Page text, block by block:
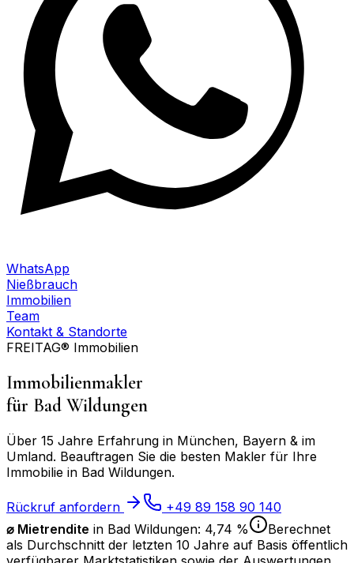
WhatsApp
Nießbrauch
Immobilien
Team
Kontakt & Standorte
FREITAG® Immobilien
Immobilienmakler
für Bad Wildungen
Über 15 Jahre Erfahrung in München, Bayern & im
Umland. Beauftragen Sie die besten Makler für Ihre
Immobilie in Bad Wildungen.
Rückruf anfordern
+49 89 158 90 140
⌀ Mietrendite in Bad Wildungen: 4,74 %
Berechnet
als Durchschnitt der letzten 10 Jahre auf Basis öffentlich